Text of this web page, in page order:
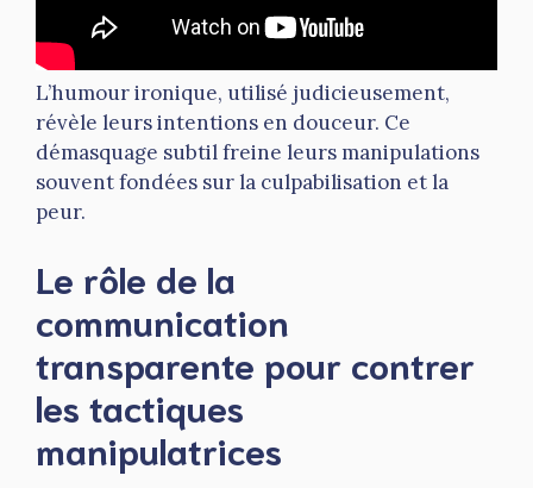
L’humour ironique, utilisé judicieusement,
révèle leurs intentions en douceur. Ce
démasquage subtil freine leurs manipulations
souvent fondées sur la culpabilisation et la
peur.
Le rôle de la
communication
transparente pour contrer
les tactiques
manipulatrices